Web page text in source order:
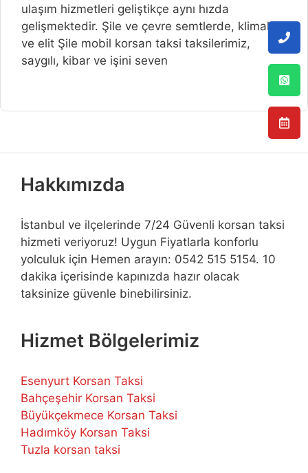
ulaşım hizmetleri geliştikçe aynı hızda
gelişmektedir. Şile ve çevre semtlerde, klimalı
ve elit Şile mobil korsan taksi taksilerimiz,
saygılı, kibar ve işini seven
Hakkımızda
İstanbul ve ilçelerinde 7/24 Güvenli korsan taksi
hizmeti veriyoruz! Uygun Fiyatlarla konforlu
yolculuk için Hemen arayın: 0542 515 5154. 10
dakika içerisinde kapınızda hazır olacak
taksinize güvenle binebilirsiniz.
Hizmet Bölgelerimiz
Esenyurt Korsan Taksi
Bahçeşehir Korsan Taksi
Büyükçekmece Korsan Taksi
Hadımköy Korsan Taksi
Tuzla korsan taksi